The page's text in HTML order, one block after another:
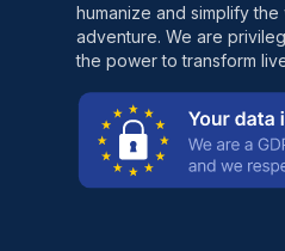
humanize and simplify
adventure. We are
the power to transform